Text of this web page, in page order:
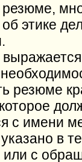
этике
резюме
с имени
в
или с